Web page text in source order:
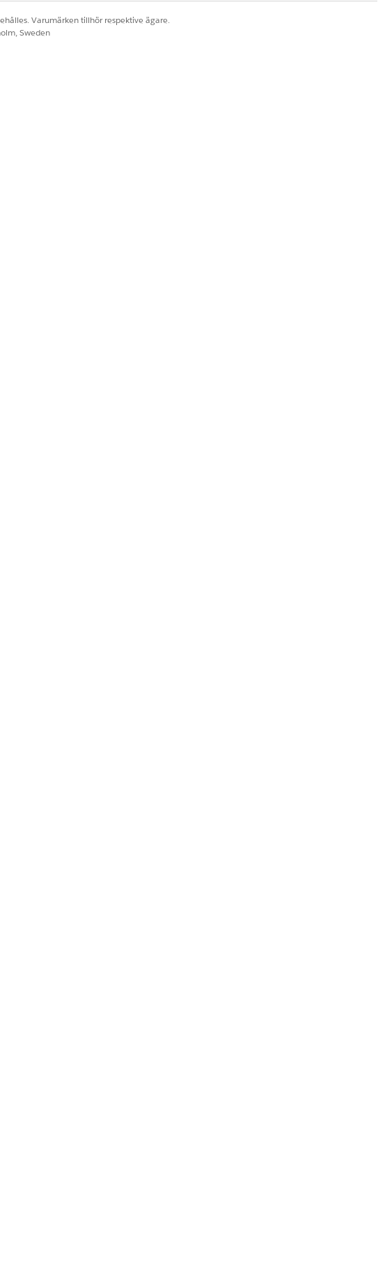
Varumärken tillhör respektive ägare.
Sweden